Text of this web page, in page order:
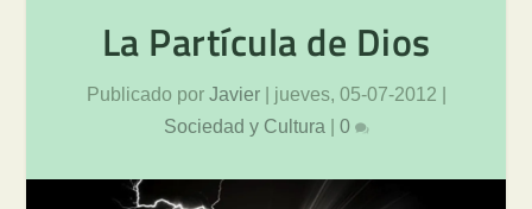
La Partícula de Dios
Publicado por Javier| jueves, 05-07-2012
Sociedad y Cultura
0